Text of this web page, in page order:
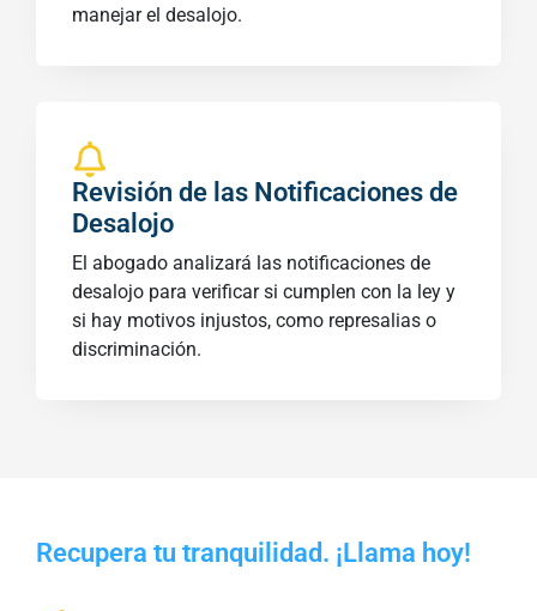
manejar el desalojo.
Revisión de las Notificaciones de
Desalojo
El abogado analizará las notificaciones de
desalojo para verificar si cumplen con la ley y
si hay motivos injustos, como represalias o
discriminación.
Recupera tu tranquilidad. ¡Llama hoy!